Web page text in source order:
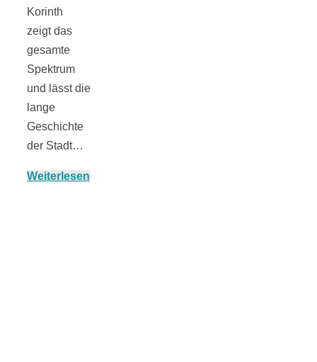
Korinth
zeigt das
gesamte
Spektrum
und lässt die
lange
Geschichte
der Stadt…
Weiterlesen